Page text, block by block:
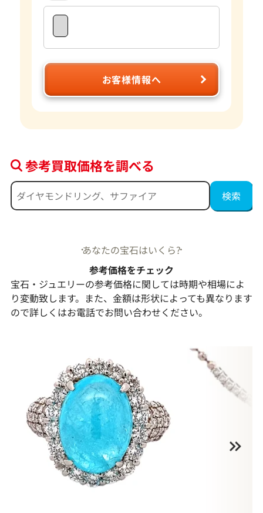
お客様情報へ
参考買取価格を調べる
あなたの宝石はいくら?
参考価格をチェック
宝石・ジュエリーの参考価格に関しては時期や相場によ
り変動致します。また、金額は形状によっても異なります
ので詳しくはお電話でお問い合わせください。